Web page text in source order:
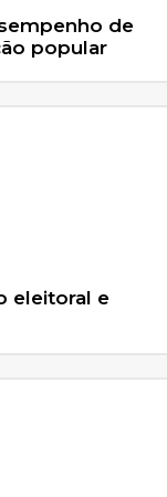
de
popular
eleitoral e